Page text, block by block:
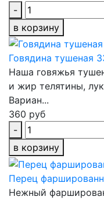
-
в корзину
Говядина тушеная
Наша говяжья
и жир телятины,
Вариан...
360 руб
-
в корзину
Перец
Нежный